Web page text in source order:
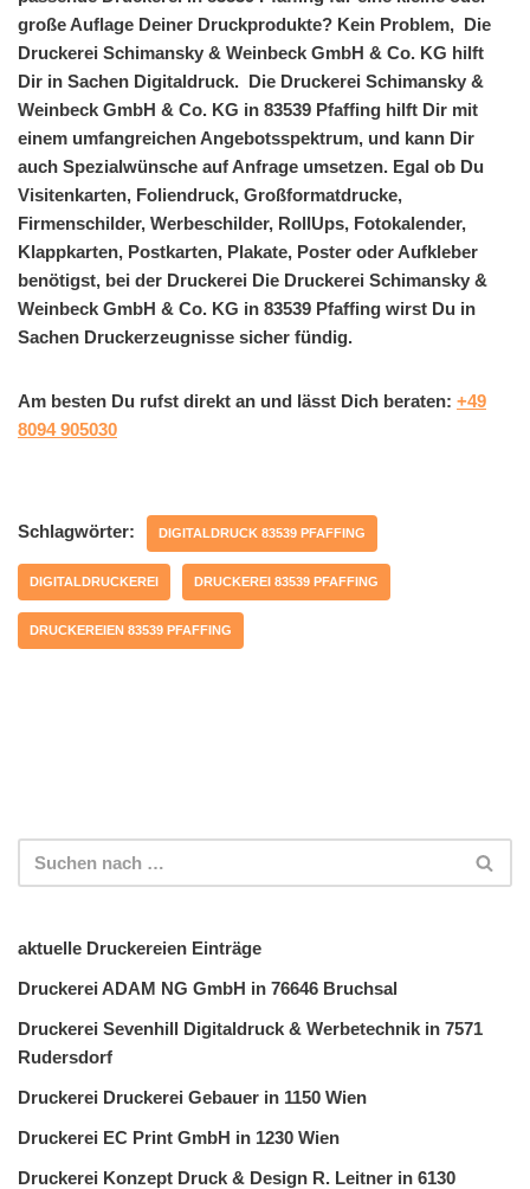
große Auflage Deiner Druckprodukte? Kein Problem, Die
Druckerei Schimansky & Weinbeck GmbH & Co. KG hilft
Dir in Sachen Digitaldruck. Die Druckerei Schimansky &
Weinbeck GmbH & Co. KG in 83539 Pfaffing hilft Dir mit
einem umfangreichen Angebotsspektrum, und kann Dir
auch Spezialwünsche auf Anfrage umsetzen. Egal ob Du
Visitenkarten, Foliendruck, Großformatdrucke,
Firmenschilder, Werbeschilder, RollUps, Fotokalender,
Klappkarten, Postkarten, Plakate, Poster oder Aufkleber
benötigst, bei der Druckerei Die Druckerei Schimansky &
Weinbeck GmbH & Co. KG in 83539 Pfaffing wirst Du in
Sachen Druckerzeugnisse sicher fündig.
Am besten Du rufst direkt an und lässt Dich beraten: +49
8094 905030
Schlagwörter: DIGITALDRUCK 83539 PFAFFING
DIGITALDRUCKEREI DRUCKEREI 83539 PFAFFING
DRUCKEREIEN 83539 PFAFFING
aktuelle Druckereien Einträge
Druckerei ADAM NG GmbH in 76646 Bruchsal
Druckerei Sevenhill Digitaldruck & Werbetechnik in 7571
Rudersdorf
Druckerei Druckerei Gebauer in 1150 Wien
Druckerei EC Print GmbH in 1230 Wien
Druckerei Konzept Druck & Design R. Leitner in 6130